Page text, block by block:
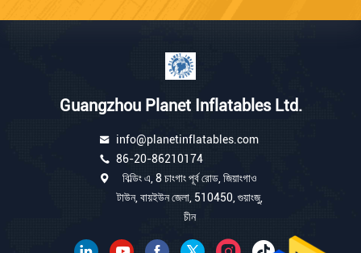
Guangzhou Planet Inflatables Ltd.
info@planetinflatables.com
86-20-86210174
বিল্ডিং এ, 8 চাংগাং পূর্ব রোড, জিয়াংগাও
টাউন, বায়ইউন জেলা, 510450, গুয়াংজু,
চীন